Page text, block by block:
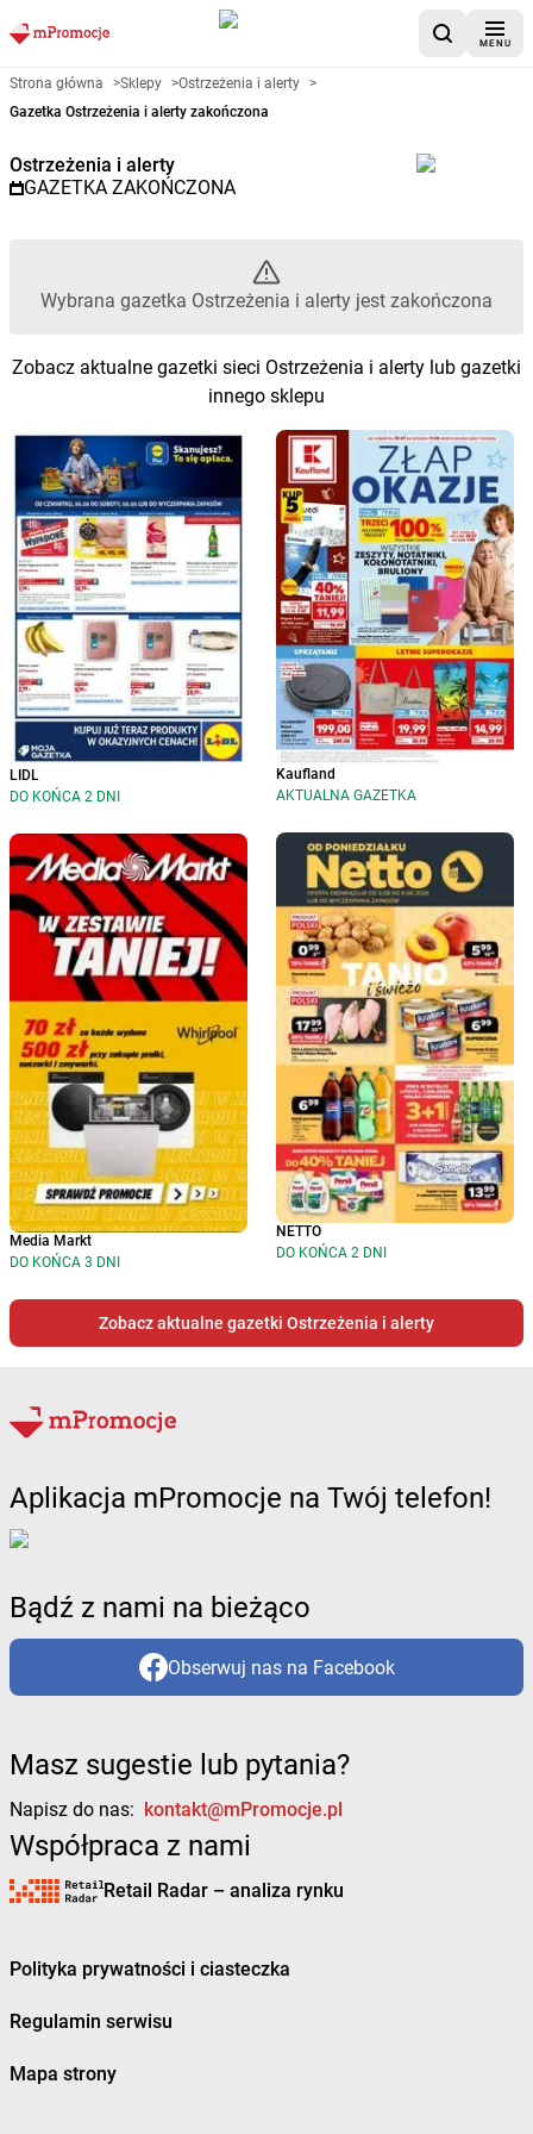
MENU
Gazetka promocyjna
Strona główna >Sklepy >Ostrzeżenia i alerty >
Gazetka Ostrzeżenia i alerty zakończona
Ostrzeżenia i alerty
GAZETKA ZAKOŃCZONA
Wybrana gazetka Ostrzeżenia i alerty jest zakończona
Zobacz aktualne gazetki sieci Ostrzeżenia i alerty lub gazetki
innego sklepu
LIDL
DO KOŃCA 2 DNI
Media Markt
DO KOŃCA 3 DNI
Kaufland
AKTUALNA GAZETKA
NETTO
DO KOŃCA 2 DNI
Zobacz aktualne gazetki Ostrzeżenia i alerty
Aplikacja mPromocje na Twój telefon!
Bądź z nami na bieżąco
Obserwuj nas na Facebook
Masz sugestie lub pytania?
Napisz do nas: kontakt@mPromocje.pl
Współpraca z nami
Retail Radar – analiza rynku
Polityka prywatności i ciasteczka
Regulamin serwisu
Mapa strony